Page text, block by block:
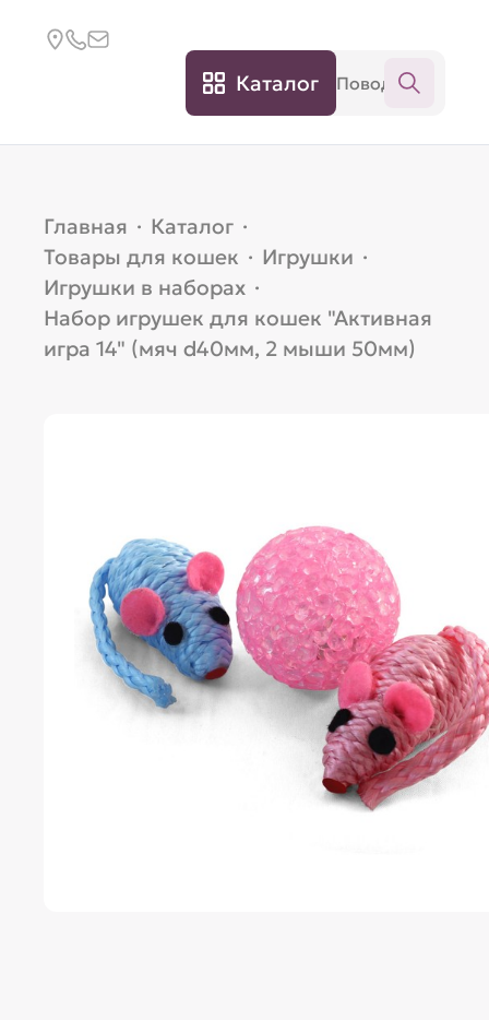
Каталог
Главная · Каталог ·
Товары для кошек · Игрушки ·
Игрушки в наборах ·
Набор игрушек для кошек "Активная
игра 14" (мяч d40мм, 2 мыши 50мм)